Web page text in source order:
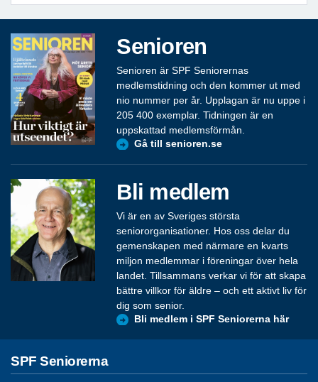
Senioren
Senioren är SPF Seniorernas
medlemstidning och den kommer ut med
nio nummer per år. Upplagan är nu uppe i
205 400 exemplar. Tidningen är en
uppskattad medlemsförmån.
Gå till senioren.se
Bli medlem
Vi är en av Sveriges största
seniororganisationer. Hos oss delar du
gemenskapen med närmare en kvarts
miljon medlemmar i föreningar över hela
landet. Tillsammans verkar vi för att skapa
bättre villkor för äldre – och ett aktivt liv för
dig som senior.
Bli medlem i SPF Seniorerna här
SPF Seniorerna